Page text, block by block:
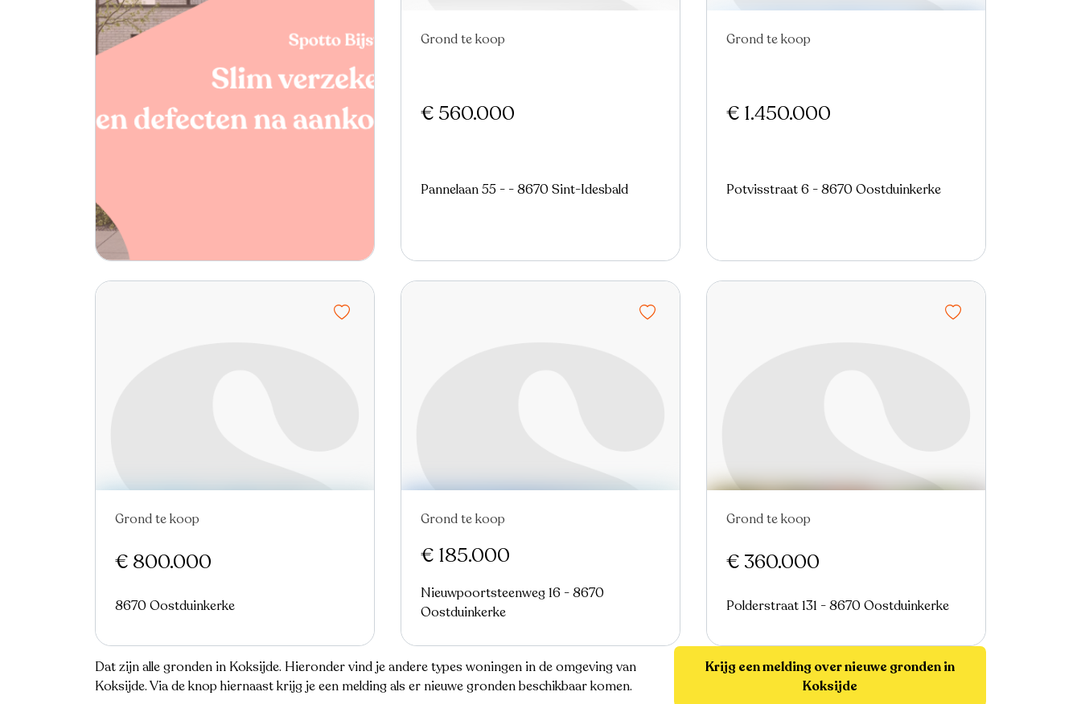
Grond te koop
€ 560.000
Pannelaan 55 - - 8670 Sint-Idesbald
Grond te koop
€ 1.450.000
Potvisstraat 6 - 8670 Oostduinkerke
Grond te koop
€ 800.000
8670 Oostduinkerke
Grond te koop
€ 185.000
Nieuwpoortsteenweg 16 - 8670
Oostduinkerke
Grond te koop
€ 360.000
Polderstraat 131 - 8670 Oostduinkerke
Dat zijn alle gronden in Koksijde. Hieronder vind je andere types woningen in de omgeving van
Koksijde. Via de knop hiernaast krijg je een melding als er nieuwe gronden beschikbaar komen.
Krijg een melding over nieuwe gronden in
Koksijde